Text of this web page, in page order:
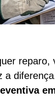
reparo,
a